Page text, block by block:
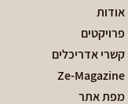
אודות
פרויקטים
קשרי אדריכלים
Ze-Magazine
מפת אתר